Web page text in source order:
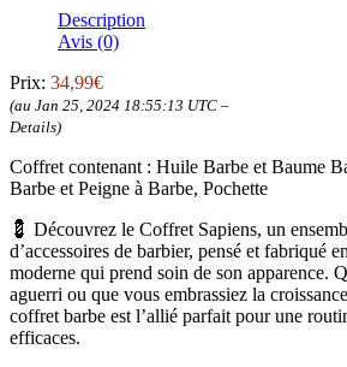
Description
Avis (0)
Prix: 34,99€
(au Jan 25, 2024 18:55:13 UTC –
Details)
Coffret contenant : Huile Barbe et Baume
Barbe et Peigne à Barbe, Pochette
💈 Découvrez le Coffret Sapiens, un
d’accessoires de barbier, pensé et fabriqué
moderne qui prend soin de son apparence.
aguerri ou que vous embrassiez la
coffret barbe est l’allié parfait pour une
efficaces.